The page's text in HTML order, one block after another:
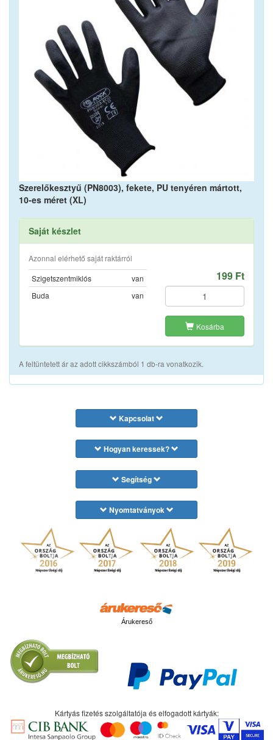
Szerelőkesztyű (PN8003), fekete, PU tenyéren mártott,
10-es méret (XL)
Saját készlet
Azonnal elérhető saját raktárról
Szigetszentmiklós
van
Buda
van
199 Ft
Kosárba
A feltüntetett ár az adott cikkszámból 1 db-ra vonatkozik.
Kapcsolat
Hogyan keressek?
Segítség
Nyomtatványok
Árukereső
Kártyás fizetés szolgáltatója és elfogadott kártyák: